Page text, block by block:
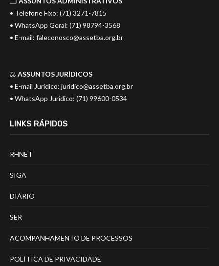
• Telefone Fixo: (71) 3271-7815
• WhatsApp Geral: (71) 98794-3568
• E-mail: faleconosco@assetba.org.br
⚖️ ASSUNTOS JURÍDICOS
• E-mail Jurídico: juridico@assetba.org.br
• WhatsApp Jurídico: (71) 99600-0534
LINKS RÁPIDOS
RHNET
SIGA
DIÁRIO
SER
ACOMPANHAMENTO DE PROCESSOS
POLÍTICA DE PRIVACIDADE